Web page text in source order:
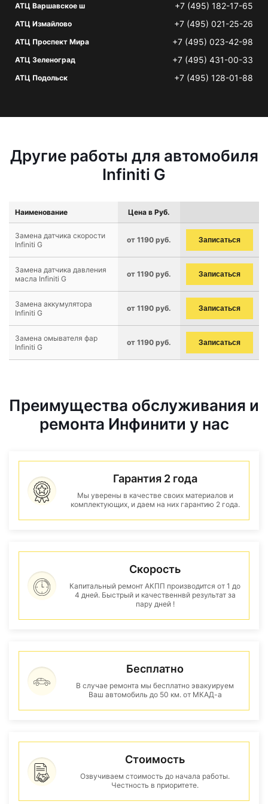
АТЦ Варшавское ш +7 (495) 182-17-65
АТЦ Измайлово +7 (495) 021-25-26
АТЦ Проспект Мира +7 (495) 023-42-98
АТЦ Зеленоград +7 (495) 431-00-33
АТЦ Подольск +7 (495) 128-01-88
Другие работы для автомобиля
Infiniti G
Наименование Цена в Руб.
Замена датчика скорости
Infiniti G
от 1190 руб. Записаться
Замена датчика давления
масла Infiniti G
от 1190 руб. Записаться
Замена аккумулятора
Infiniti G
от 1190 руб. Записаться
Замена омывателя фар
Infiniti G
от 1190 руб. Записаться
Преимущества обслуживания и
ремонта Инфинити у нас
Гарантия 2 года
Мы уверены в качестве своих материалов и
комплектующих, и даем на них гарантию 2 года.
Скорость
Капитальный ремонт АКПП производится от 1 до
4 дней. Быстрый и качественнвй результат за
пару дней !
Бесплатно
В случае ремонта мы бесплатно эвакуируем
Ваш автомобиль до 50 км. от МКАД-а
Стоимость
Озвучиваем стоимость до начала работы.
Честность в приоритете.